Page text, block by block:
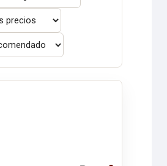
LA ENSEÑANZA CON IA